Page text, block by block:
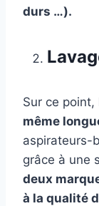
durs …).
Sur ce point,
même
aspirateurs-
grâce à une
deux
à la qualité